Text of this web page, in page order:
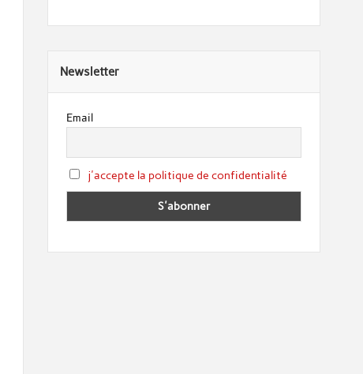
Newsletter
Email
j'accepte la politique de confidentialité